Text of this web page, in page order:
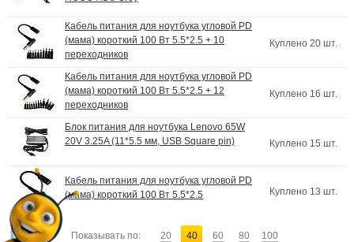
Кабель питания для ноутбука угловой PD
(мама) короткий 100 Вт 5.5*2.5 + 10
переходников
Куплено 20 шт.
Кабель питания для ноутбука угловой PD
(мама) короткий 100 Вт 5.5*2.5 + 12
переходников
Куплено 16 шт.
Блок питания для ноутбука Lenovo 65W
20V 3.25A (11*5.5 мм, USB Square pin)
Куплено 15 шт.
Кабель питания для ноутбука угловой PD
(мама) короткий 100 Вт 5.5*2.5
Куплено 13 шт.
Показывать по: 20 40 60 80 100